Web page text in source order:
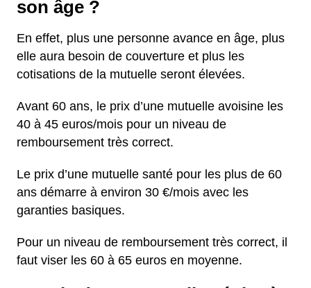
son âge ?
En effet, plus une personne avance en âge, plus
elle aura besoin de couverture et plus les
cotisations de la mutuelle seront élevées.
Avant 60 ans, le prix d’une mutuelle avoisine les
40 à 45 euros/mois pour un niveau de
remboursement très correct.
Le prix d’une mutuelle santé pour les plus de 60
ans démarre à environ 30 €/mois avec les
garanties basiques.
Pour un niveau de remboursement très correct, il
faut viser les 60 à 65 euros en moyenne.